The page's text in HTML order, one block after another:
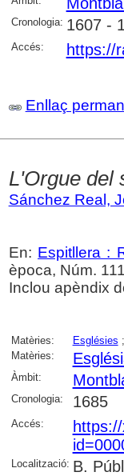
Cronologia: 1607 -
Accés: https://
Enllaç
L'Orgue del
Sánchez Real,
En: Espitllera :
època, Núm.
Inclou apèndix
Matèries: Esglésies ;
Matèries:
Àmbit:
Cronologia: 1685
Accés:
Localització: B.